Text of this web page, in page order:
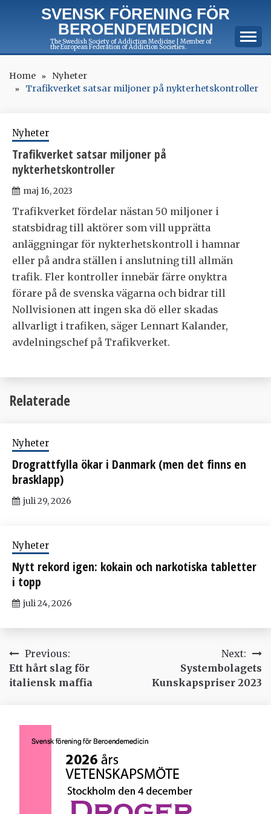
SVENSK FÖRENING FÖR
BEROENDEMEDICIN
The Swedish Society of Addiction Medicine | Member of
the European Federation of Addiction Societies.
Home
Nyheter
Trafikverket satsar miljoner på nykterhetskontroller
Nyheter
Trafikverket satsar miljoner på
nykterhetskontroller
maj 16, 2023
Trafikverket fördelar nästan 50 miljoner i
statsbidrag till aktörer som vill upprätta
anläggningar för nykterhetskontroll i hamnar
eller på andra ställen i anslutning till allmän
trafik. Fler kontroller innebär färre onyktra
förare på de svenska vägarna och bidrar till
Nollvisionen att ingen ska dö eller skadas
allvarligt i trafiken, säger Lennart Kalander,
avdelningschef på Trafikverket.
Relaterade
Nyheter
Drograttfylla ökar i Danmark (men det finns en
brasklapp)
juli 29, 2026
Nyheter
Nytt rekord igen: kokain och narkotiska tabletter
i topp
juli 24, 2026
Inläggsnavigering
Previous:
Ett hårt slag för
italiensk maffia
Next:
Systembolagets
Kunskapspriser 2023